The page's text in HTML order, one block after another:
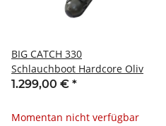
BIG CATCH 330
Schlauchboot Hardcore Oliv
1.299,00 € *
Momentan nicht verfügbar